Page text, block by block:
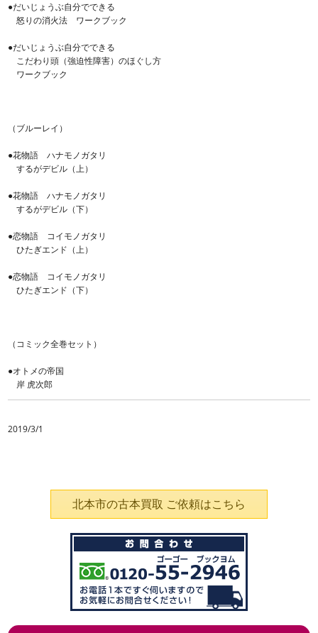
●だいじょうぶ自分でできる
怒りの消火法 ワークブック
●だいじょうぶ自分でできる
こだわり頭（強迫性障害）のほぐし方
ワークブック
（ブルーレイ）
●花物語 ハナモノガタリ
するがデビル（上）
●花物語 ハナモノガタリ
するがデビル（下）
●恋物語 コイモノガタリ
ひたぎエンド（上）
●恋物語 コイモノガタリ
ひたぎエンド（下）
（コミック全巻セット）
●オトメの帝国
岸 虎次郎
2019/3/1
北本市の古本買取 ご依頼はこちら